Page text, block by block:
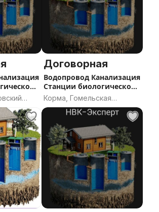
Договорная
Водопровод Канализация
Станции биологической
очистки септик проект
прокол
Корма, Гомельская
область